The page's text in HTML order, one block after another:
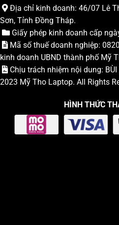
Địa chỉ kinh doanh: 46/07 Lê
Sơn, Tỉnh Đồng Tháp.
Giấy phép kinh doanh cấp
Mã số thuế doanh nghiệp:
kinh doanh UBND thành phố Mỹ
Chịu trách nhiệm nội dung:
2023 Mỹ Tho Laptop. All Rights
HÌNH THỨC